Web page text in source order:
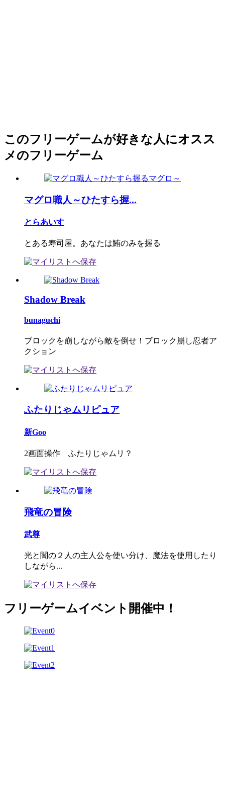
このフリーゲームが好きな人にオスス
メのフリーゲーム
マグロ職人～ひたすら握...
とらあいす
とある寿司屋。あなたは鮪のみを握る
Shadow Break
bunaguchi
ブロックを崩しながら敵を倒せ！ブロック崩し忍者ア
クション
ふたりじゃムリピュア
新Goo
2画面操作 ふたりじゃムリ？
飛竜の冒険
武尊
光と闇の２人の主人公を使い分け、魔法を使用したり
しながら...
フリーゲームイベント開催中！